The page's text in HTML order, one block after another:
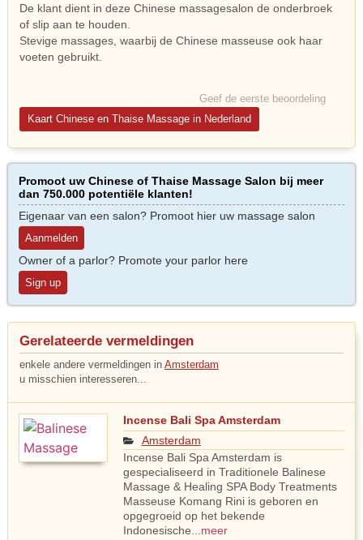
De klant dient in deze Chinese massagesalon de onderbroek
of slip aan te houden.
Stevige massages, waarbij de Chinese masseuse ook haar
voeten gebruikt.
Geef de eerste beoordeling
Kaart Chinese en Thaise Massage in Nederland
Promoot uw Chinese of Thaise Massage Salon bij meer
dan 750.000 potentiële klanten!
Eigenaar van een salon? Promoot hier uw massage salon
Aanmelden
Owner of a parlor? Promote your parlor here
Sign up
Gerelateerde vermeldingen
enkele andere vermeldingen in Amsterdam
u misschien interesseren...
Incense Bali Spa Amsterdam
Amsterdam
Incense Bali Spa Amsterdam is
gespecialiseerd in Traditionele Balinese
Massage & Healing SPA Body Treatments
Masseuse Komang Rini is geboren en
opgegroeid op het bekende
Indonesische...meer